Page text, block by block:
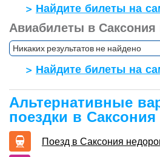
> Найдите билеты на
Авиабилеты в Саксония
Никаких результатов не найдено
> Найдите билеты на
Альтернативные
поездки в Саксония
Поезд в Саксония